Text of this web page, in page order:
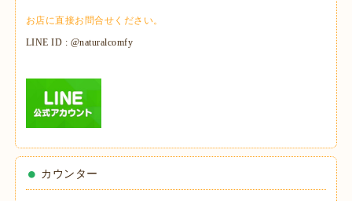
お店に直接お問合せください。
LINE ID : @naturalcomfy
カウンター